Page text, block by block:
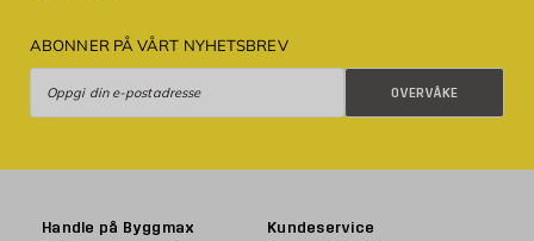
ABONNER PÅ VÅRT NYHETSBREV
OVERVÅKE
Handle på Byggmax Kundeservice